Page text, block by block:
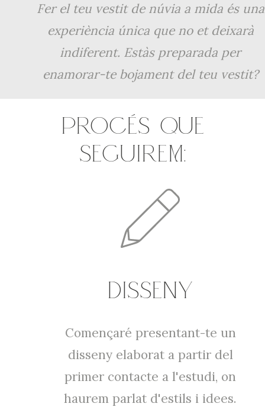
Fer el teu vestit de núvia a mida és una
experiència única que no et deixarà
indiferent. Estàs preparada per
enamorar-te bojament del teu vestit?
PROCÉS QUE
SEGUIREM:
DISSENY
Començaré presentant-te un
disseny elaborat a partir del
primer contacte a l'estudi, on
haurem parlat d'estils i idees.